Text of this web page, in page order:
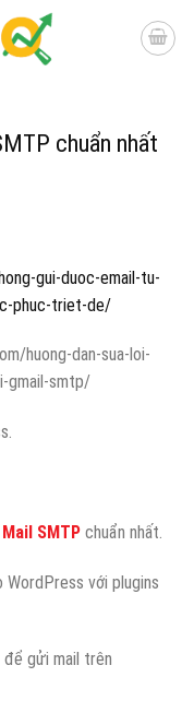
chuẩn nhất
gui-duoc-email-tu-
phuc-triet-de/
huong-dan-sua-loi-
gmail-smtp/
Mail SMTP chuẩn nhất.
WordPress với plugins
để gửi mail trên